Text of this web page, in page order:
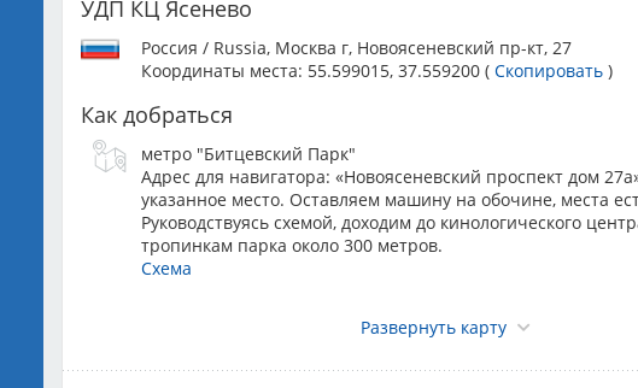
Монопородная Немецкий Дог КЧК в каждом классе
МОО Конгур
МОО Конгур
Nenad Marić
Монопородная выставка Салюки 2 КЧК в каждом
МОО Конгур
УДП КЦ Ясенево
Россия / Russia, Москва г, Новоясеневский пр-кт, 27
Координаты места: 55.599015, 37.559200 ( Скопировать )
Как добраться
метро "Битцевский Парк"
Адрес для навигатора: «Новоясеневский проспект дом
указанное место. Оставляем машину на обочине, места
Руководствуясь схемой, доходим до кинологического
тропинкам парка около 300 метров.
Схема
Развернуть карту